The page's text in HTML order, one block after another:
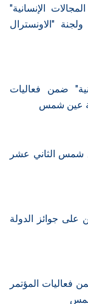
الإنسانية"
"الاونسترال
ضمن فعاليات
عين شمس
شمس الثاني عشر
جوائز الدولة
فعاليات المؤتمر